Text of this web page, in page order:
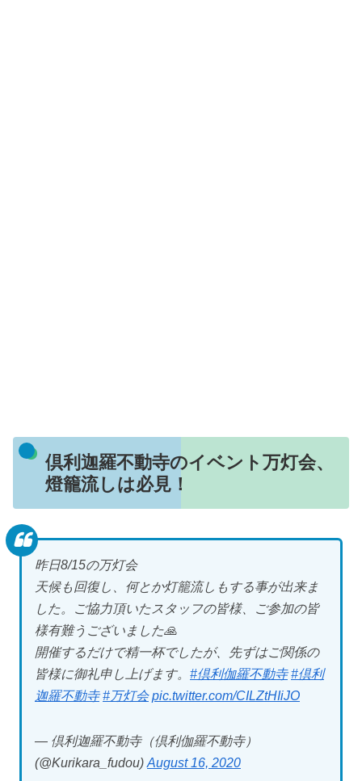
倶利迦羅不動寺のイベント万灯会、
燈籠流しは必見！
昨日8/15の万灯会
天候も回復し、何とか灯籠流しもする事が出来ま
した。ご協力頂いたスタッフの皆様、ご参加の皆
様有難うございました🙏
開催するだけで精一杯でしたが、先ずはご関係の
皆様に御礼申し上げます。 #倶利伽羅不動寺 #倶利
迦羅不動寺 #万灯会 pic.twitter.com/CILZtHIiJO
— 倶利迦羅不動寺（倶利伽羅不動寺）
(@Kurikara_fudou) August 16, 2020